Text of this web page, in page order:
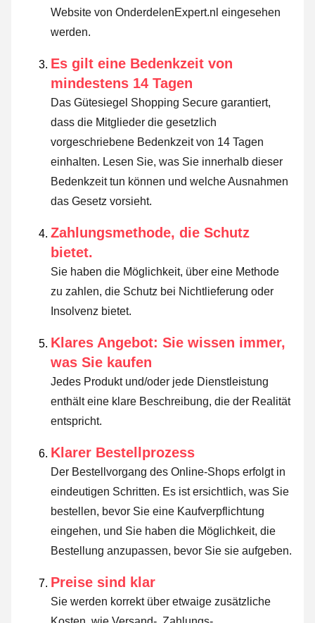
Website von OnderdelenExpert.nl eingesehen
werden.
Es gilt eine Bedenkzeit von
mindestens 14 Tagen
Das Gütesiegel Shopping Secure garantiert,
dass die Mitglieder die gesetzlich
vorgeschriebene Bedenkzeit von 14 Tagen
einhalten. Lesen Sie, was Sie innerhalb dieser
Bedenkzeit tun können und welche Ausnahmen
das Gesetz vorsieht.
Zahlungsmethode, die Schutz
bietet.
Sie haben die Möglichkeit, über eine Methode
zu zahlen, die Schutz bei Nichtlieferung oder
Insolvenz bietet.
Klares Angebot: Sie wissen immer,
was Sie kaufen
Jedes Produkt und/oder jede Dienstleistung
enthält eine klare Beschreibung, die der Realität
entspricht.
Klarer Bestellprozess
Der Bestellvorgang des Online-Shops erfolgt in
eindeutigen Schritten. Es ist ersichtlich, was Sie
bestellen, bevor Sie eine Kaufverpflichtung
eingehen, und Sie haben die Möglichkeit, die
Bestellung anzupassen, bevor Sie sie aufgeben.
Preise sind klar
Sie werden korrekt über etwaige zusätzliche